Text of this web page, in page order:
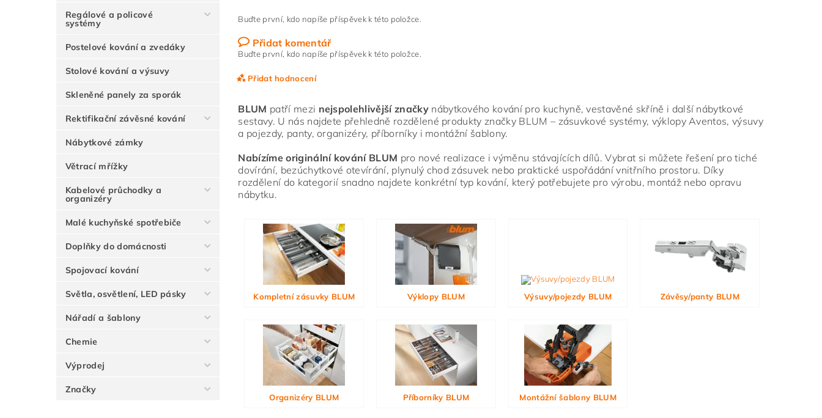
Regálové a policové
systémy
Postelové kování a zvedáky
Stolové kování a výsuvy
Skleněné panely za sporák
Rektifikační závěsné kování
Nábytkové zámky
Větrací mřížky
Kabelové průchodky a
organizéry
Malé kuchyňské spotřebiče
Doplňky do domácnosti
Spojovací kování
Světla, osvětlení, LED pásky
Nářadí a šablony
Chemie
Výprodej
Značky
Buďte první, kdo napíše příspěvek k této položce.
Přidat komentář
Buďte první, kdo napíše příspěvek k této položce.
Přidat hodnocení
Vložením hodnocení souhlasíte s podmínkami ochrany osobních údajů
BLUM patří mezi nejspolehlivější značkynábytkového kování pro kuchyně, vestavěné skříně i další nábytkové
sestavy. U nás najdete přehledně rozdělené produkty značky BLUM – zásuvkové systémy, výklopy Aventos, výsuvy
a pojezdy, panty, organizéry, příborníky i montážní šablony.
Nabízíme originální kování BLUM pro nové realizace i výměnu stávajících dílů. Vybrat si můžete řešení pro tiché
dovírání, bezúchytkové otevírání, plynulý chod zásuvek nebo praktické uspořádání vnitřního prostoru. Díky
rozdělení do kategorií snadno najdete konkrétní typ kování, který potřebujete pro výrobu, montáž nebo opravu
nábytku.
Kompletní zásuvky BLUM Výklopy BLUM Výsuvy/pojezdy BLUM Závěsy/panty BLUM
Organizéry BLUM Příborníky BLUM Montážní šablony BLUM